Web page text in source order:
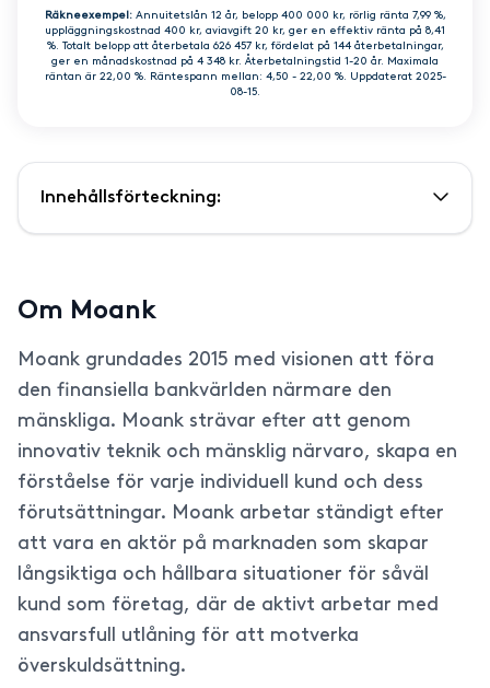
Innehållsförteckning:
Om Moank
Moank grundades 2015 med visionen att föra
den finansiella bankvärlden närmare den
mänskliga. Moank strävar efter att genom
innovativ teknik och mänsklig närvaro, skapa en
förståelse för varje individuell kund och dess
förutsättningar. Moank arbetar ständigt efter
att vara en aktör på marknaden som skapar
långsiktiga och hållbara situationer för såväl
kund som företag, där de aktivt arbetar med
ansvarsfull utlåning för att motverka
överskuldsättning.
Räkneexempel: Annuitetslån 12 år, belopp 400 000 kr, rörlig ränta 7,99 %,
uppläggningskostnad 400 kr, aviavgift 20 kr, ger en effektiv ränta på 8,41
%. Totalt belopp att återbetala 626 457 kr, fördelat på 144 återbetalningar,
ger en månadskostnad på 4 348 kr. Återbetalningstid 1-20 år. Maximala
räntan är 22,00 %. Räntespann mellan: 4,50 - 22,00 %. Uppdaterat 2025-
08-15.